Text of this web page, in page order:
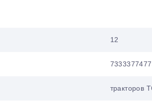
12
тракторов